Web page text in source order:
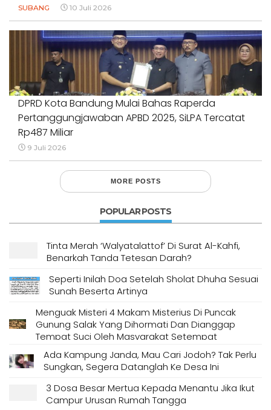
SUBANG 10 Juli 2026
DPRD Kota Bandung Mulai Bahas Raperda
Pertanggungjawaban APBD 2025, SiLPA Tercatat
Rp487 Miliar
9 Juli 2026
MORE POSTS
POPULAR POSTS
Tinta Merah ‘Walyatalattof’ Di Surat Al-Kahfi,
Benarkah Tanda Tetesan Darah?
Seperti Inilah Doa Setelah Sholat Dhuha Sesuai
Sunah Beserta Artinya
Menguak Misteri 4 Makam Misterius Di Puncak
Gunung Salak Yang Dihormati Dan Dianggap
Tempat Suci Oleh Masyarakat Setempat
Ada Kampung Janda, Mau Cari Jodoh? Tak Perlu
Sungkan, Segera Datanglah Ke Desa Ini
3 Dosa Besar Mertua Kepada Menantu Jika Ikut
Campur Urusan Rumah Tangga